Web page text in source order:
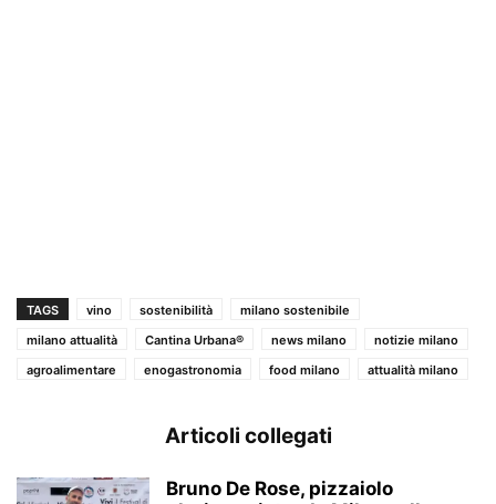
TAGS vino sostenibilità
milano sostenibile
milano attualità
Cantina Urbana® news milano
notizie milano
agroalimentare
enogastronomia food milano attualità milano
Articoli collegati
Bruno De Rose, pizzaiolo